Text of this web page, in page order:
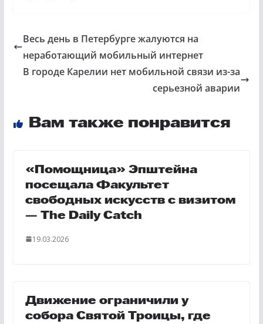
Весь день в Петербурге жалуются на
неработающий мобильный интернет
В городе Карелии нет мобильной связи из-за
серьезной аварии
Вам также понравится
«Помощница» Эпштейна
посещала Факультет
свободных искусств с визитом
— The Daily Catch
19.03.2026
Движение ограничили у
собора Святой Троицы, где